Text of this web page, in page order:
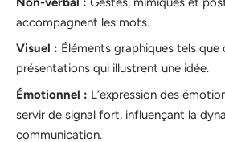
accompagnent les mots.
Visuel : Éléments graphiques tels que
présentations qui illustrent une idée.
Émotionnel : L’expression des
servir de signal fort, influençant la
communication.